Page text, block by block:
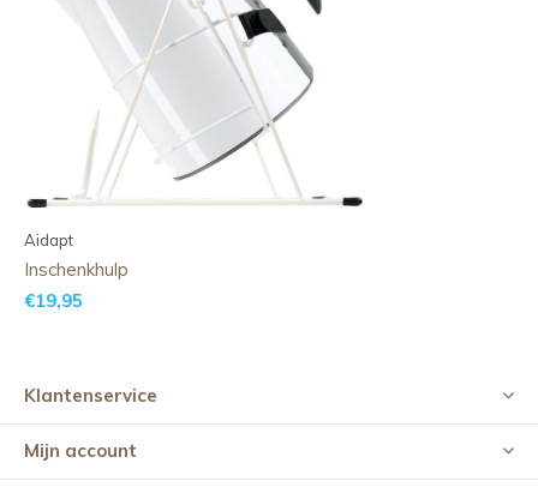
Aidapt
Inschenkhulp
€19,95
Klantenservice
Mijn account